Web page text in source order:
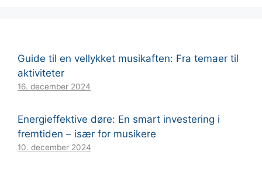
Guide til en vellykket musikaften: Fra temaer til
aktiviteter
16. december 2024
Energieffektive døre: En smart investering i
fremtiden – især for musikere
10. december 2024